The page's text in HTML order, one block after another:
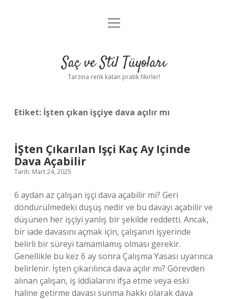
Anasayfa
Yasal Uyarı
menüyü
Saç ve Stil Tüyoları
Tarzına renk katan pratik fikirler!
Etiket: İşten çıkan işçiye dava açılır mı
İŞten Çıkarılan Işçi Kaç Ay Içinde
Dava Açabilir
Tarih: Mart 24, 2025
6 aydan az çalışan işçi dava açabilir mi? Geri
döndürülmedeki düşüş nedir ve bu davayı açabilir ve
düşünen her işçiyi yanlış bir şekilde reddetti. Ancak,
bir iade davasını açmak için, çalışanın işyerinde
belirli bir süreyi tamamlamış olması gerekir.
Genellikle bu kez 6 ay sonra Çalışma Yasası uyarınca
belirlenir. İşten çıkarılınca dava açılır mı? Görevden
alınan çalışan, iş iddialarını ifşa etme veya eski
haline getirme davası sunma hakkı olarak dava